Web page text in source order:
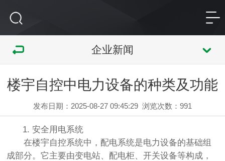
企业新闻
楼宇自控中电力设备的种类及功能
发布日期：2025-08-27 09:45:29 浏览次数：991
1. 安全用电系统
在楼宇自控系统中，配电系统是电力设备的基础组
成部分。它主要由变电站、配电柜、开关设备等构成，